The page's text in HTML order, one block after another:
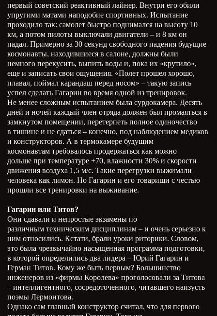
первый советский реактивный лайнер. Внутри его обили
упругими матами наподобие спортивных. Испытание
проходило так: самолет быстро поднимался на высоту 10
км, а потом пилоты выключали двигатели – и 8 км он
падал. Примерно за 30 секунд свободного падения будущие
космонавты, находившиеся в салоне, должны были
немного перекусить, выпить воды и, пока их «крутило»,
еще и записать свои ощущения. «Полет прошел хорошо,
плавал, поймал карандаш перед носом» – такую запись
успел сделать Гагарин во время одной из тренировок.
Не менее сложным испытанием была сурдокамера. Десять
дней и ночей каждый член отряда должен был промаяться в
замкнутом помещении, перетерпеть полное одиночество
в тишине и не сдаться – конечно, под наблюдением медиков
и конструкторов. А в термокамере будущим
космонавтам требовалось продержаться как можно
дольше при температуре +70, влажности 30% и скорости
движения воздуха 1,5 м/с. Такие перегрузки выжимали
человека как лимон. Но Гагарин и его товарищи с честью
прошли все тренировки на выживание.
Гагарин или Титов?
Они сдавали и непростые экзамены по
различным техническим дисциплинам – и очень серьезно к
ним относились. Кстати, брали уроки риторики. Словом,
это была чрезвычайно насыщенная программа подготовки,
в которой определились два лидера – Юрий Гагарин и
Герман Титов. Кому же быть первым? Большинство
инженеров из «фирмы Королева» проголосовали за Титова
– интеллигентного, сосредоточенного, читавшего наизусть
поэмы Лермонтова.
Однако сам главный конструктор считал, что для первого